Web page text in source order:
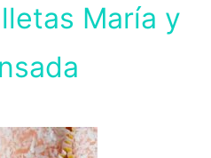
María y